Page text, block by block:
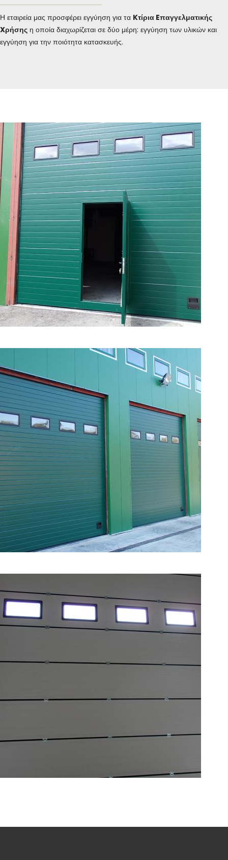
Η εταιρεία μας προσφέρει εγγύηση για τα Kτίρια Eπαγγελματικής
Xρήσης η οποία διαχωρίζεται σε δύο μέρη: εγγύηση των υλικών και
εγγύηση για την ποιότητα κατασκευής.